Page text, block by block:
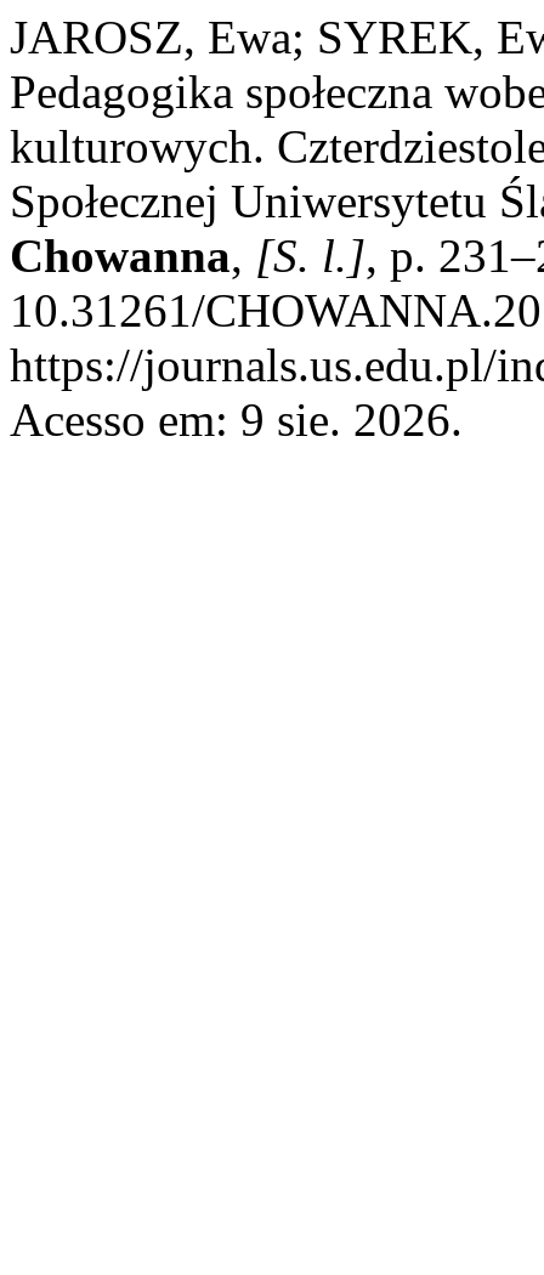
JAROSZ, Ewa; SYREK,
Pedagogika społeczna
kulturowych.
Społecznej Uniwersytetu
Chowanna, [S. l.], p.
10.31261/
https://journals.us.edu.pl/
Acesso em: 9 sie. 2026.